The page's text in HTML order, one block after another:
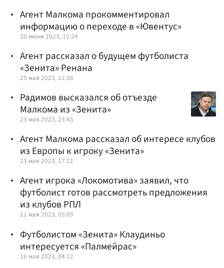
Агент Малкома прокомментировал
информацию о переходе в «Ювентус»
20 июня 2023, 15:24
Агент рассказал о будущем футболиста
«Зенита» Ренана
25 мая 2023, 12:36
Радимов высказался об отъезде
Малкома из «Зенита»
23 мая 2023, 23:45
Агент Малкома рассказал об интересе клубов
из Европы к игроку «Зенита»
23 мая 2023, 17:21
Агент игрока «Локомотива» заявил, что
футболист готов рассмотреть предложения
из клубов РПЛ
21 мая 2023, 05:09
Футболистом «Зенита» Клаудиньо
интересуется «Палмейрас»
16 мая 2023, 04:12